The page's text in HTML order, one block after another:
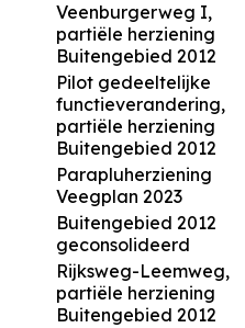
Veenburgerweg I,
partiële herziening
Buitengebied 2012
Pilot gedeeltelijke
functieverandering,
partiële herziening
Buitengebied 2012
Parapluherziening
Veegplan 2023
Buitengebied 2012
geconsolideerd
Rijksweg-Leemweg,
partiële herziening
Buitengebied 2012